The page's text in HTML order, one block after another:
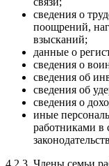
сведения о
поощрений,
взысканий;
данные о
сведения о
сведения об
сведения об
сведения о
иные
работниками в
4.2.3. Члены семьи